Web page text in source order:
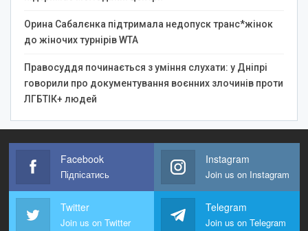
Орина Сабалєнка підтримала недопуск транс*жінок
до жіночих турнірів WTA
Правосуддя починається з уміння слухати: у Дніпрі
говорили про документування воєнних злочинів проти
ЛГБТІК+ людей
Facebook
Підпісатись
Instagram
Join us on Instagram
Twitter
Join us on Twitter
Telegram
Join us on Telegram